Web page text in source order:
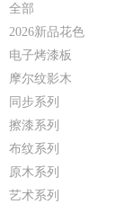
全部
2026新品花色
电子烤漆板
摩尔纹影木
同步系列
擦漆系列
布纹系列
原木系列
艺术系列